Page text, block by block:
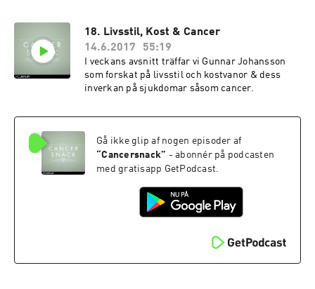
18. Livsstil, Kost & Cancer
14.6.2017
55:19
I veckans avsnitt träffar vi Gunnar Johansson
som forskat på livsstil och kostvanor & dess
inverkan på sjukdomar såsom cancer.
Gå ikke glip af nogen episoder af
“Cancersnack” - abonnér på podcasten
med gratisapp GetPodcast.